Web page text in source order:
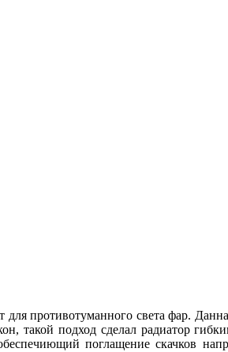
противотуманного света фар.
такой подход сделал радиатор
поглащение скачков